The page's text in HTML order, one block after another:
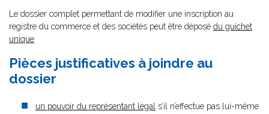
Le dossier complet permettant de modifier une inscription au
registre du commerce et des sociétés peut être déposé du guichet
unique
Pièces justificatives à joindre au
dossier
un pouvoir du représentant légal s’il n’effectue pas lui-même